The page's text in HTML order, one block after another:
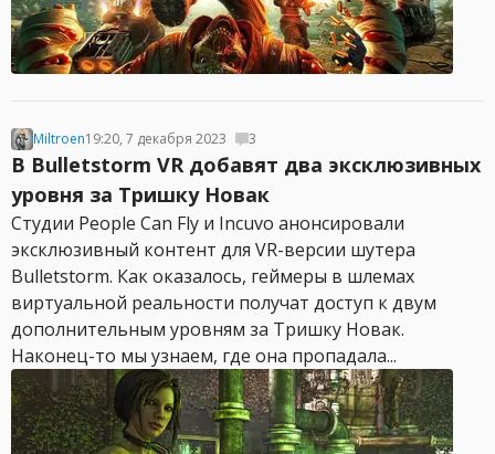
Miltroen19:20, 7 декабря 2023 3
В Bulletstorm VR добавят два эксклюзивных
уровня за Тришку Новак
Студии People Can Fly и Incuvo анонсировали
эксклюзивный контент для VR-версии шутера
Bulletstorm. Как оказалось, геймеры в шлемах
виртуальной реальности получат доступ к двум
дополнительным уровням за Тришку Новак.
Наконец-то мы узнаем, где она пропадала...